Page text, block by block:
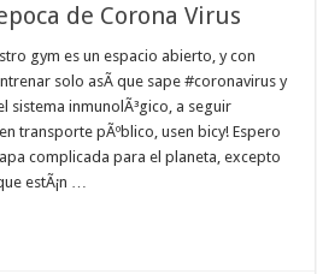
de Corona Virus
gym es un espacio abierto, y con
solo asÃ­ que sape #coronavirus y
sistema inmunolÃ³gico, a seguir
transporte pÃºblico, usen bicy! Espero
complicada para el planeta, excepto
estÃ¡n …